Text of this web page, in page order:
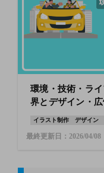
環境・技術・ラ
界とデザイン・
イラスト制作 デザイン
最終更新日：2026/04/08